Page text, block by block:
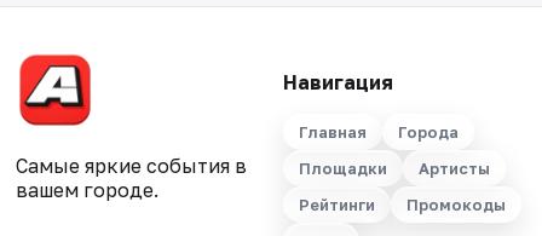
Самые яркие события в
вашем городе.
Навигация
Главная
Города
Площадки
Артисты
Рейтинги
Промокоды